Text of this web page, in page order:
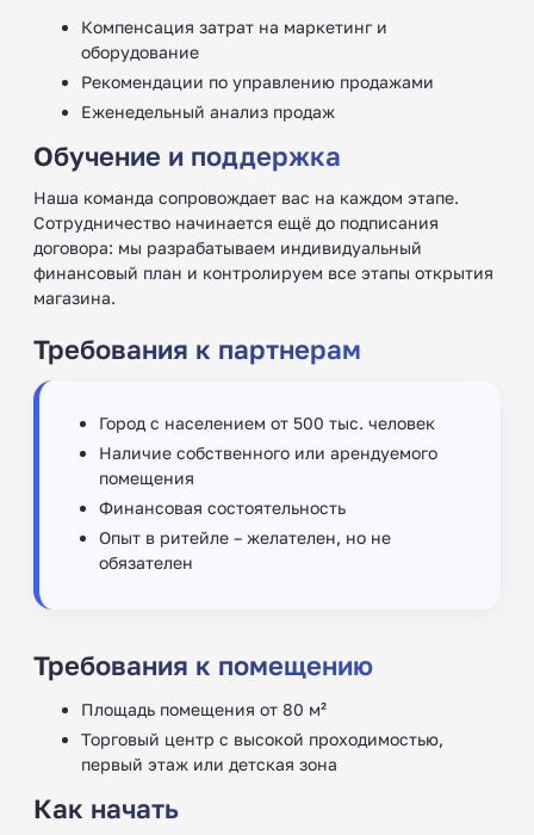
Компенсация затрат на маркетинг и
оборудование
Рекомендации по управлению продажами
Еженедельный анализ продаж
Обучение и поддержка
Наша команда сопровождает вас на каждом этапе.
Сотрудничество начинается ещё до подписания
договора: мы разрабатываем индивидуальный
финансовый план и контролируем все этапы открытия
магазина.
Требования к партнерам
Город с населением от 500 тыс. человек
Наличие собственного или арендуемого
помещения
Финансовая состоятельность
Опыт в ритейле – желателен, но не
обязателен
Требования к помещению
Площадь помещения от 80 м²
Торговый центр с высокой проходимостью,
первый этаж или детская зона
Как начать